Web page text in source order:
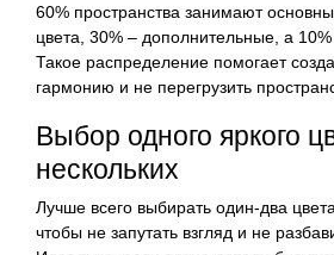
60% пространства занимают
цвета, 30% – дополнительные, а 10%
Такое распределение помогает
гармонию и не перегрузить
Выбор одного яркого
нескольких
Лучше всего выбирать один-два
чтобы не запутать взгляд и не